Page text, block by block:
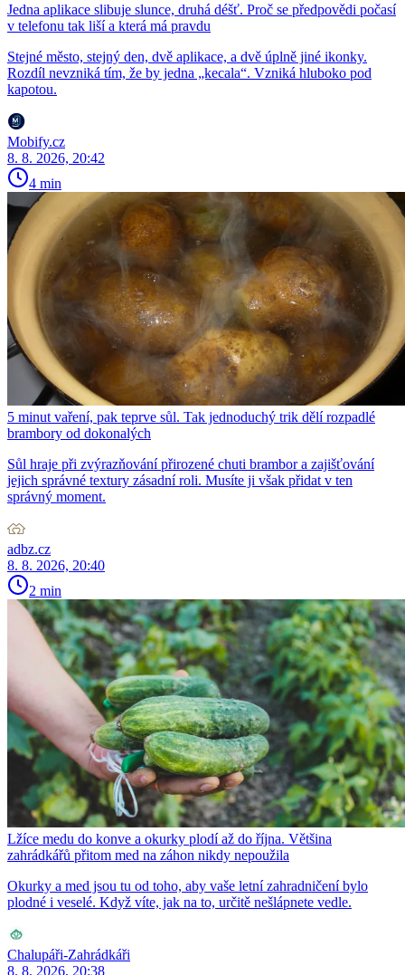
Jedna aplikace slibuje slunce, druhá déšť. Proč se předpovědi počasí
v telefonu tak liší a která má pravdu
Stejné město, stejný den, dvě aplikace, a dvě úplně jiné ikonky.
Rozdíl nevzniká tím, že by jedna „kecala“. Vzniká hluboko pod
kapotou.
Mobify.cz
8. 8. 2026, 20:42
4 min
5 minut vaření, pak teprve sůl. Tak jednoduchý trik dělí rozpadlé
brambory od dokonalých
Sůl hraje při zvýrazňování přirozené chuti brambor a zajišťování
jejich správné textury zásadní roli. Musíte ji však přidat v ten
správný moment.
adbz.cz
8. 8. 2026, 20:40
2 min
Lžíce medu do konve a okurky plodí až do října. Většina
zahrádkářů přitom med na záhon nikdy nepoužila
Okurky a med jsou tu od toho, aby vaše letní zahradničení bylo
plodné i veselé. Když víte, jak na to, určitě nešlápnete vedle.
Chalupáři-Zahrádkáři
8. 8. 2026, 20:38